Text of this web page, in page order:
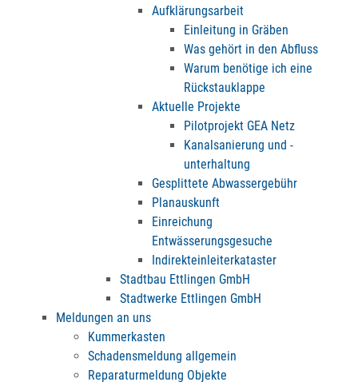
Aufklärungsarbeit
Einleitung in Gräben
Was gehört in den Abfluss
Warum benötige ich eine
Rückstauklappe
Aktuelle Projekte
Pilotprojekt GEA Netz
Kanalsanierung und -
unterhaltung
Gesplittete Abwassergebühr
Planauskunft
Einreichung
Entwässerungsgesuche
Indirekteinleiterkataster
Stadtbau Ettlingen GmbH
Stadtwerke Ettlingen GmbH
Meldungen an uns
Kummerkasten
Schadensmeldung allgemein
Reparaturmeldung Objekte